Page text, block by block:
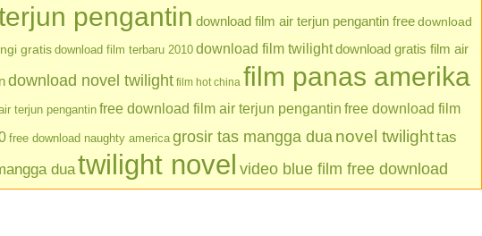
pengantin download film air terjun pengantin free download
gratis download film terbaru 2010 download film twilight download gratis film air
download novel twilight film hot china film panas amerika
terjun pengantin free download film air terjun pengantin free download film
free download naughty america grosir tas mangga dua novel twilighttas
duatwilight novel video blue film free download